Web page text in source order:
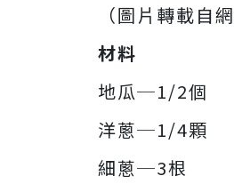
（圖片轉載自
材料
地瓜─1/2個
洋蔥─1/4顆
細蔥─3根